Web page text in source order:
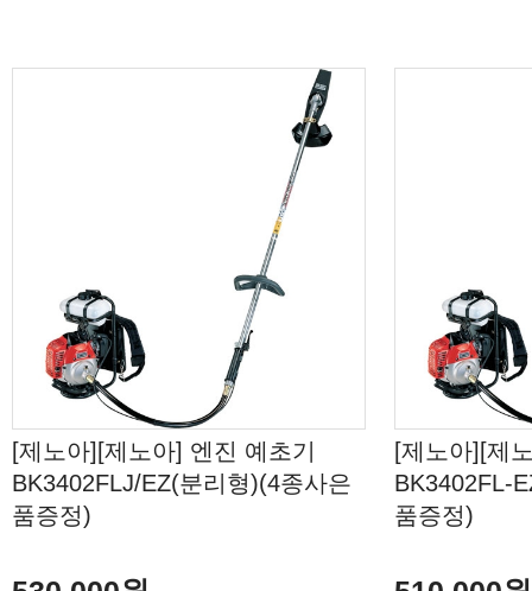
[제노아][제노아] 엔진 예초기
BK3402FLJ/EZ(분리형)(4종사은
품증정)
[제노아][제
BK3402FL-
품증정)